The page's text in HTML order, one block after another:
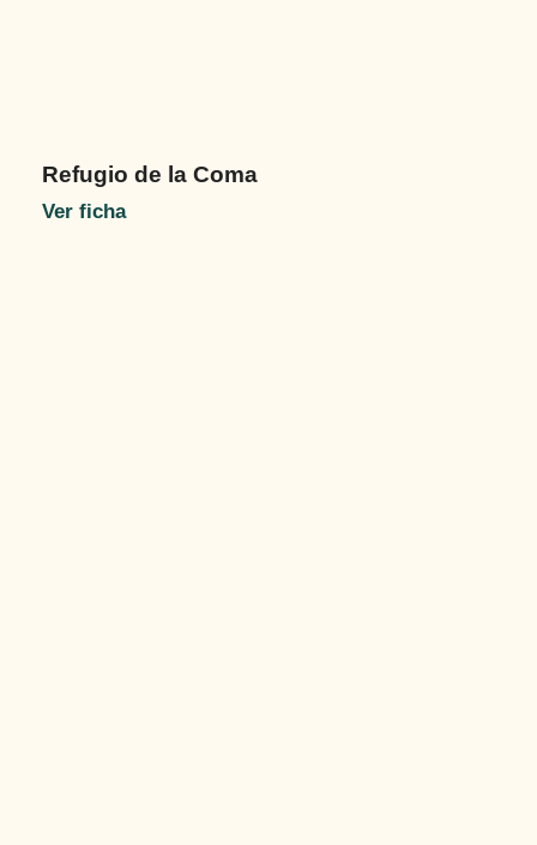
Refugio de la Coma
Ver ficha